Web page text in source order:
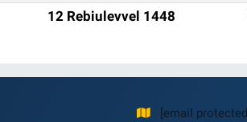
12 Rebiulevvel 1448
[email protected]